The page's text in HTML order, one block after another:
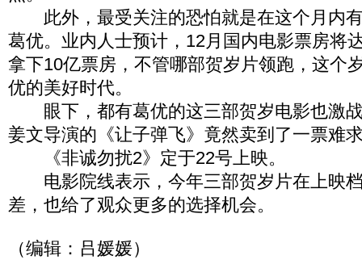
此外，最受关注的恐怕就是在这个月内
葛优。业内人士预计，12月国内电影票房将
拿下10亿票房，不管哪部贺岁片领跑，这个
优的美好时代。
眼下，都有葛优的这三部贺岁电影也激
姜文导演的《让子弹飞》竟然卖到了一票难
《非诚勿扰2》定于22号上映。
电影院线表示，今年三部贺岁片在上映
差，也给了观众更多的选择机会。
（编辑：吕媛媛）